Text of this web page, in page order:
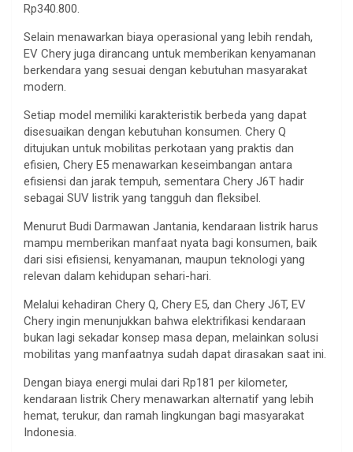
Rp340.800.
Selain menawarkan biaya operasional yang lebih rendah,
EV Chery juga dirancang untuk memberikan kenyamanan
berkendara yang sesuai dengan kebutuhan masyarakat
modern.
Setiap model memiliki karakteristik berbeda yang dapat
disesuaikan dengan kebutuhan konsumen. Chery Q
ditujukan untuk mobilitas perkotaan yang praktis dan
efisien, Chery E5 menawarkan keseimbangan antara
efisiensi dan jarak tempuh, sementara Chery J6T hadir
sebagai SUV listrik yang tangguh dan fleksibel.
Menurut Budi Darmawan Jantania, kendaraan listrik harus
mampu memberikan manfaat nyata bagi konsumen, baik
dari sisi efisiensi, kenyamanan, maupun teknologi yang
relevan dalam kehidupan sehari-hari.
Melalui kehadiran Chery Q, Chery E5, dan Chery J6T, EV
Chery ingin menunjukkan bahwa elektrifikasi kendaraan
bukan lagi sekadar konsep masa depan, melainkan solusi
mobilitas yang manfaatnya sudah dapat dirasakan saat ini.
Dengan biaya energi mulai dari Rp181 per kilometer,
kendaraan listrik Chery menawarkan alternatif yang lebih
hemat, terukur, dan ramah lingkungan bagi masyarakat
Indonesia.